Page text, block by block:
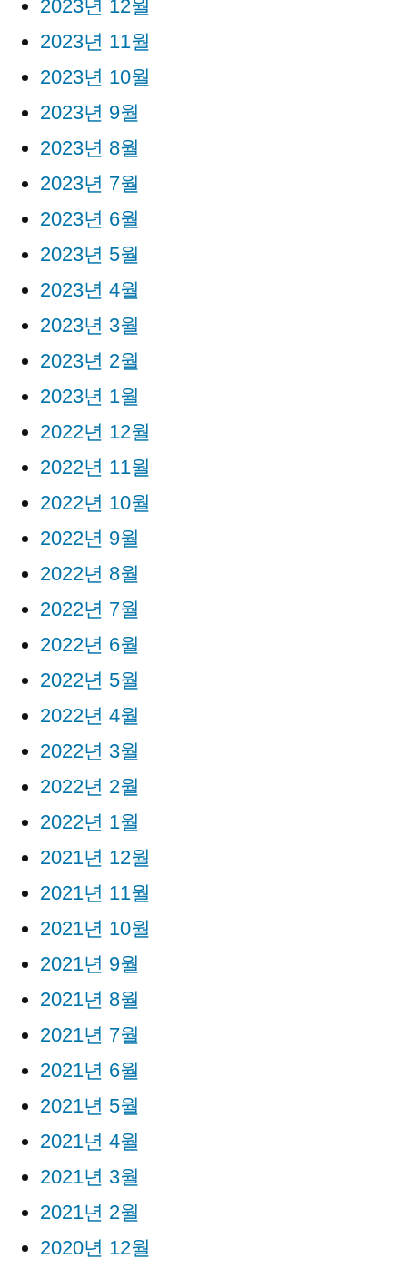
2023년 12월
2023년 11월
2023년 10월
2023년 9월
2023년 8월
2023년 7월
2023년 6월
2023년 5월
2023년 4월
2023년 3월
2023년 2월
2023년 1월
2022년 12월
2022년 11월
2022년 10월
2022년 9월
2022년 8월
2022년 7월
2022년 6월
2022년 5월
2022년 4월
2022년 3월
2022년 2월
2022년 1월
2021년 12월
2021년 11월
2021년 10월
2021년 9월
2021년 8월
2021년 7월
2021년 6월
2021년 5월
2021년 4월
2021년 3월
2021년 2월
2020년 12월